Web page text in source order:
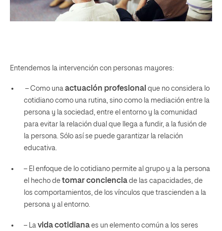
Entendemos la intervención con personas mayores:
– Como una actuación profesional que no considera lo
cotidiano como una rutina, sino como la mediación entre la
persona y la sociedad, entre el entorno y la comunidad
para evitar la relación dual que llega a fundir, a la fusión de
la persona. Sólo así se puede garantizar la relación
educativa.
– El enfoque de lo cotidiano permite al grupo y a la persona
el hecho de tomar concienciade las capacidades, de
los comportamientos, de los vínculos que trascienden a la
persona y al entorno.
– La vida cotidianaes un elemento común a los seres